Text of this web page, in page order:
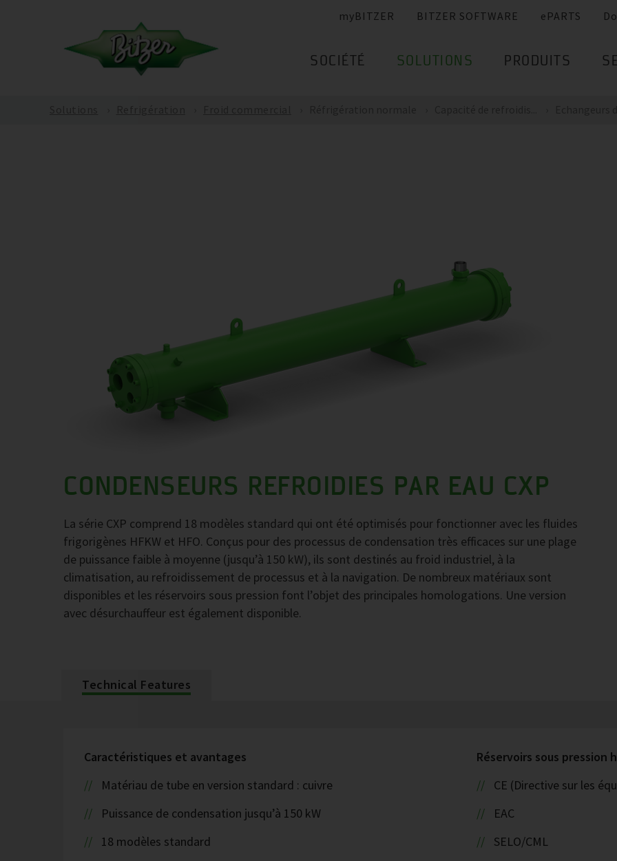
myBITZER BITZER SOFTWARE ePARTS
SOCIÉTÉ SOLUTIONS PRODUITS
CONDENSEURS REFROIDIES PAR EAU CXP
La série CXP comprend 18 modèles standard qui ont été optimisés pour fonctionner avec les fluides
frigorigènes HFKW et HFO. Conçus pour des processus de condensation très efficaces sur une plage
de puissance faible à moyenne (jusqu’à 150 kW), ils sont destinés au froid industriel, à la
climatisation, au refroidissement de processus et à la navigation. De nombreux matériaux sont
disponibles et les réservoirs sous pression font l’objet des principales homologations. Une version
avec désurchauffeur est également disponible.
Technical Features
Caractéristiques et avantages
Matériau de tube en version standard : cuivre
Puissance de condensation jusqu’à 150 kW
18 modèles standard
Réservoirs sous pression
CE (Directive sur les
EAC
SELO/CML